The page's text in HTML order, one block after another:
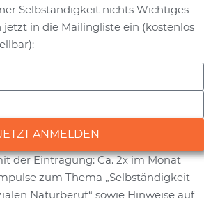
Selbständigkeit nichts Wichtiges
jetzt in die Mailingliste ein (kostenlos
ANMELDEN
der Eintragung: Ca. 2x im Monat
zum Thema „Selbständigkeit
Naturberuf“ sowie Hinweise auf